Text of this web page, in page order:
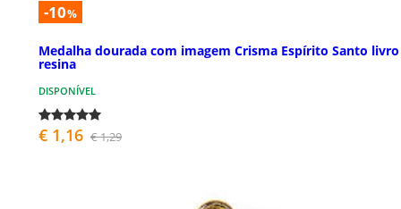
-10%
Medalha dourada com imagem Crisma Espírito Santo livro
resina
DISPONÍVEL
€ 1,16 € 1,29